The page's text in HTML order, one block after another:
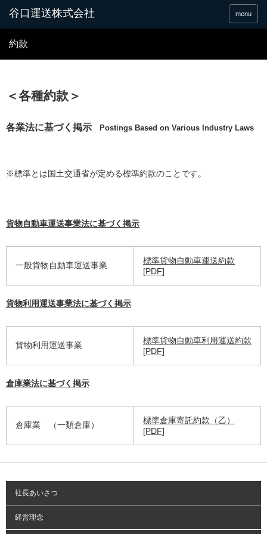
谷口運送株式会社 menu
約款
＜各種約款＞
各業法に基づく掲示 Postings Based on Various Industry Laws
※標準とは国土交通省が定める標準約款のことです。
貨物自動車運送事業法に基づく掲示
一般貨物自動車運送事業
標準貨物自動車運送約款
[PDF]
貨物利用運送事業法に基づく掲示
貨物利用運送事業
標準貨物自動車利用運送約款
[PDF]
倉庫業法に基づく掲示
倉庫業 （一類倉庫）
標準倉庫寄託約款（乙）
[PDF]
社長あいさつ
経営理念